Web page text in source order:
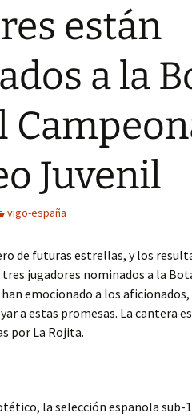
están
a la
Juvenil
vigo-españa
de futuras estrellas, y los
tres jugadores nominados a la
emocionado a los aficionados,
a estas promesas. La cantera
por La Rojita.
la selección española